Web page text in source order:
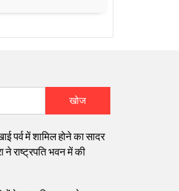
खोज
पर्व में शामिल होने का सादर
राष्ट्रपति भवन में की